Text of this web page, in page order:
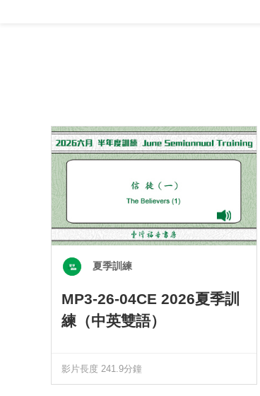
夏季訓練
MP3-26-04CE 2026夏季訓
練（中英雙語）
影片長度 241.9分鐘